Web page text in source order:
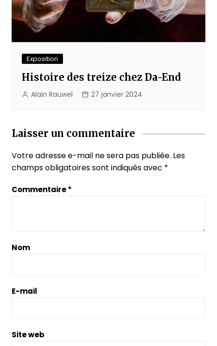
Exposition
Histoire des treize chez Da-End
Alain Rauwel 27 janvier 2024
Laisser un commentaire
Votre adresse e-mail ne sera pas publiée. Les
champs obligatoires sont indiqués avec *
Commentaire*
Nom
E-mail
Site web